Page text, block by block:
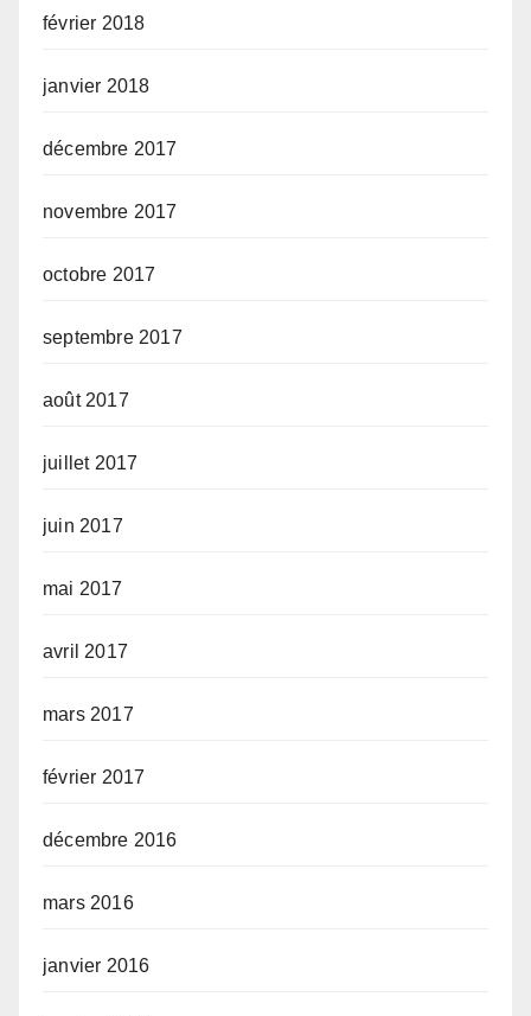
février 2018
janvier 2018
décembre 2017
novembre 2017
octobre 2017
septembre 2017
août 2017
juillet 2017
juin 2017
mai 2017
avril 2017
mars 2017
février 2017
décembre 2016
mars 2016
janvier 2016